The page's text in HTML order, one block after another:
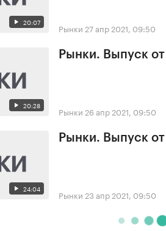
20:07 Рынки 27 апр 2021, 09:50
20:28
Рынки. Выпуск
Рынки 26 апр 2021, 09:50
24:04
Рынки. Выпуск
Рынки 23 апр 2021, 09:50